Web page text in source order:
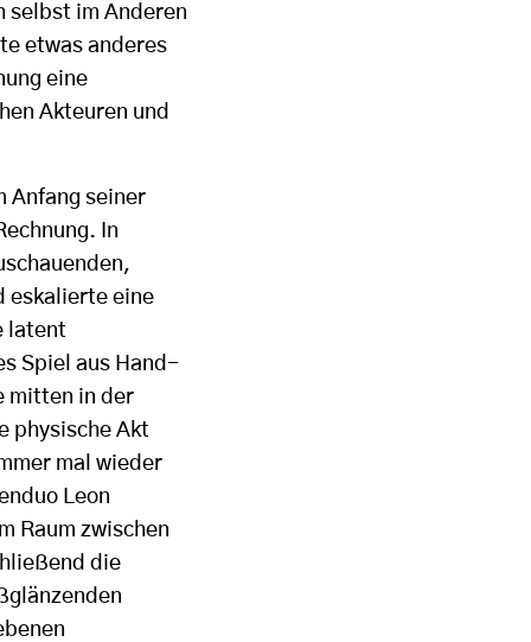
selbst im Anderen
etwas anderes
eine
Akteuren und
Anfang seiner
In
eskalierte eine
latent
Spiel aus Hand-
mitten in der
physische Akt
mal wieder
Leon
Raum zwischen
die